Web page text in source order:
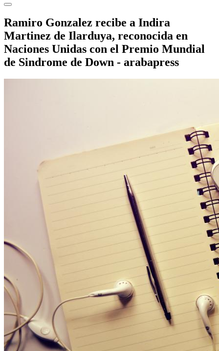
Ramiro Gonzalez recibe a Indira
Martinez de Ilarduya, reconocida en
Naciones Unidas con el Premio Mundial
de Sindrome de Down - arabapress